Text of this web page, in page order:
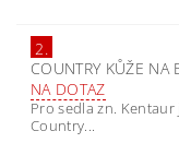
2.
COUNTRY KŮŽE NA
NA DOTAZ
Pro sedla zn.
Country...